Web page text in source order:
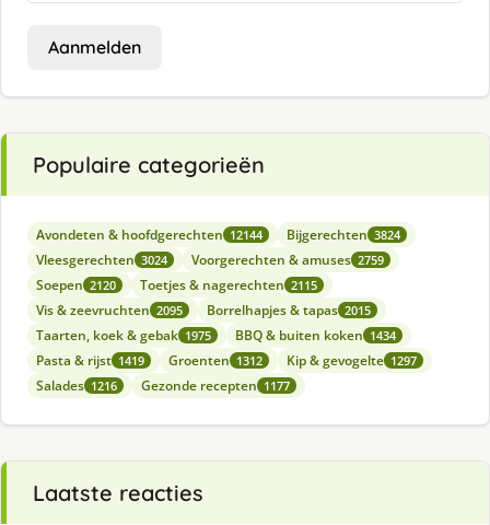
Aanmelden
Populaire categorieën
Avondeten & hoofdgerechten 12144 Bijgerechten 3824
Vleesgerechten 3024 Voorgerechten & amuses 2759
Soepen 2120 Toetjes & nagerechten 2115
Vis & zeevruchten 2095 Borrelhapjes & tapas 2015
Taarten, koek & gebak 1975 BBQ & buiten koken 1434
Pasta & rijst 1419 Groenten 1312 Kip & gevogelte 1297
Salades 1216 Gezonde recepten 1177
Laatste reacties